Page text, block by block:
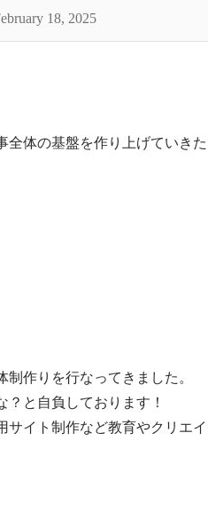
18, 2025
体の基盤を作り上げていきた
作りを行なってきました。
と自負しております！
イト制作など教育やクリエ